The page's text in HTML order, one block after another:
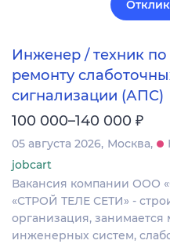
Инженер / техник
ремонту
сигнализации (АПС)
100 000–140 000 ₽
05 августа 2026 Москва
jobcart
Вакансия компании ООО
«СТРОЙ ТЕЛЕ СЕТИ» -
организация,
инженерных систем,